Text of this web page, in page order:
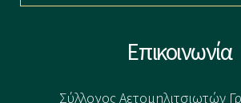
Επικοινωνία
Σύλλογος Αετομηλιτσιωτών